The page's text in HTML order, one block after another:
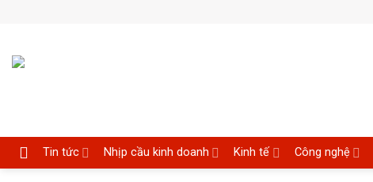
Tin tức Nhịp cầu kinh doanh Kinh tế Công nghệ